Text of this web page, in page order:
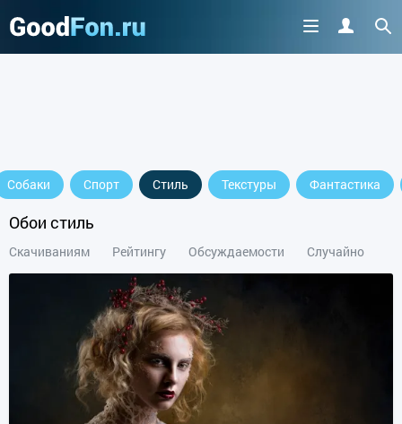
Собаки Спорт Стиль Текстуры Фантастика
Обои стиль
Скачиваниям Рейтингу Обсуждаемости Случайно